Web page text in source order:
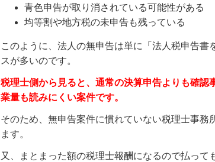
青色申告が取り消されている可能性がある
均等割や地方税の未申告も残っている
このように、法人の無申告は単に「法人税申告書
スが多いのです。
税理士側から見ると、通常の決算申告よりも確認
業量も読みにくい案件です。
そのため、無申告案件に慣れていない税理士事務
ます。
又、まとまった額の税理士報酬になるので払って